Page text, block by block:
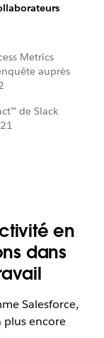
Metrics
auprès
de Slack
en
dans
Salesforce,
plus encore